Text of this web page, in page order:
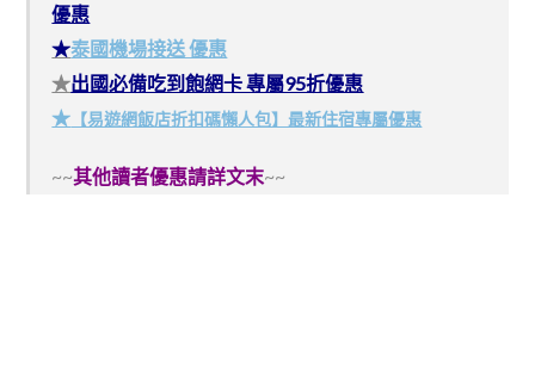
優惠
★泰國機場接送 優惠
★出國必備吃到飽網卡 專屬95折優惠
★ 【易遊網飯店折扣碼懶人包】最新住宿專屬優惠
~~其他讀者優惠請詳文末~~